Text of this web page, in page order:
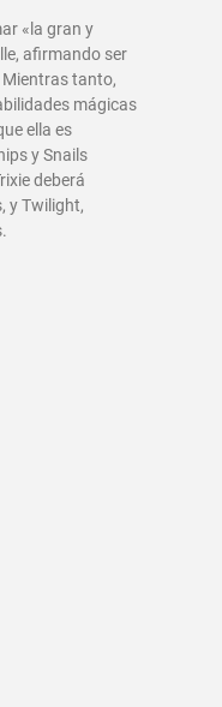
«la gran y
afirmando ser
Mientras tanto,
mágicas
ella es
y Snails
deberá
y Twilight,